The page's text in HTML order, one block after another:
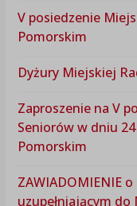
V posiedzenie
Pomorskim
Dyżury Miejskiej
Zaproszenie na V
Seniorów w dniu
Pomorskim
ZAWIADOMIENIE
uzupełniającym